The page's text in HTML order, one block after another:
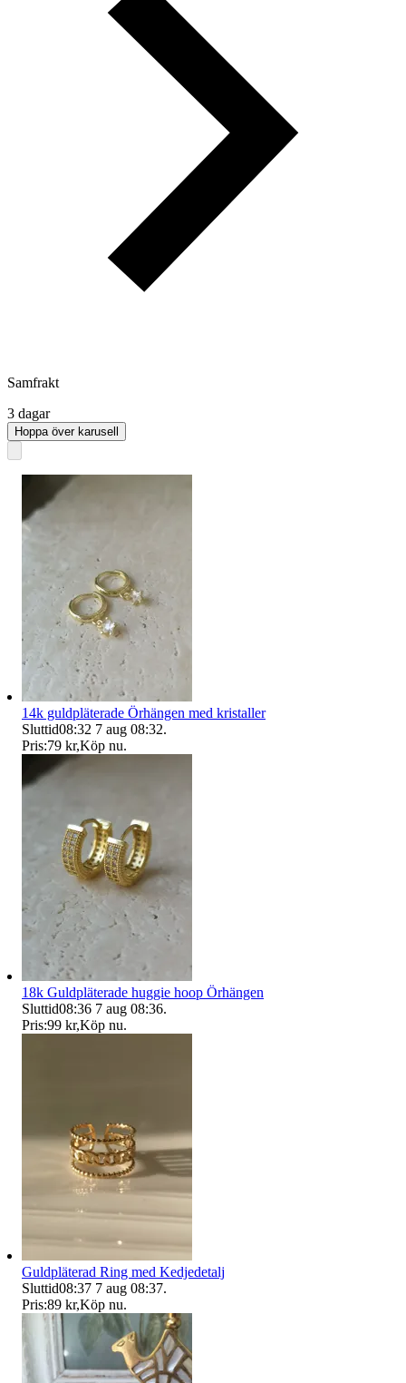
Samfrakt
3 dagar
Hoppa över karusell
14k guldpläterade Örhängen med kristaller
Sluttid08:32 7 aug 08:32.
Pris:79 kr,Köp nu.
18k Guldpläterade huggie hoop Örhängen
Sluttid08:36 7 aug 08:36.
Pris:99 kr,Köp nu.
Guldpläterad Ring med Kedjedetalj
Sluttid08:37 7 aug 08:37.
Pris:89 kr,Köp nu.